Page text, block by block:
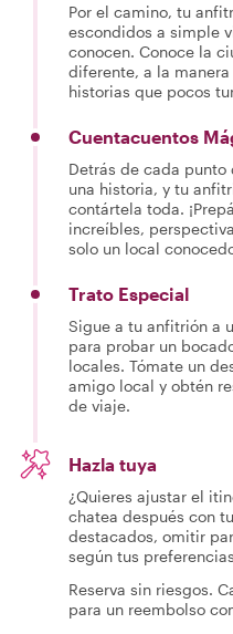
Por el camino, tu
escondidos a simple
conocen. Conoce la
diferente, a la
historias que pocos
Cuentacuentos
Detrás de cada
una historia, y tu
contártela toda.
increíbles,
solo un local
Trato Especial
Sigue a tu anfitrión a
para probar un
locales. Tómate un
amigo local y obtén
de viaje.
Hazla tuya
¿Quieres ajustar el
chatea después con
destacados, omitir
según tus
Reserva sin riesgos.
para un reembolso